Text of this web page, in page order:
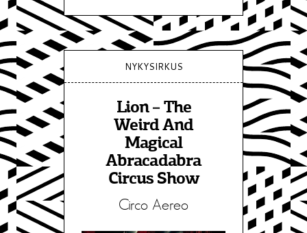
NYKYSIRKUS
Lion – The
Weird And
Magical
Abracadabra
Circus Show
Circo Aereo